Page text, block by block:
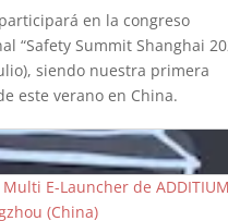
en la congreso
“Safety Summit Shanghai
siendo nuestra primera
este verano en China.